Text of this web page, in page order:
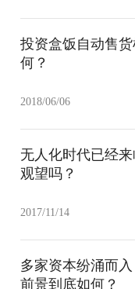
投资盒饭自动售
何？
2018/06/06
无人化时代已经
观望吗？
2017/11/14
多家资本纷涌而
前景到底如何？